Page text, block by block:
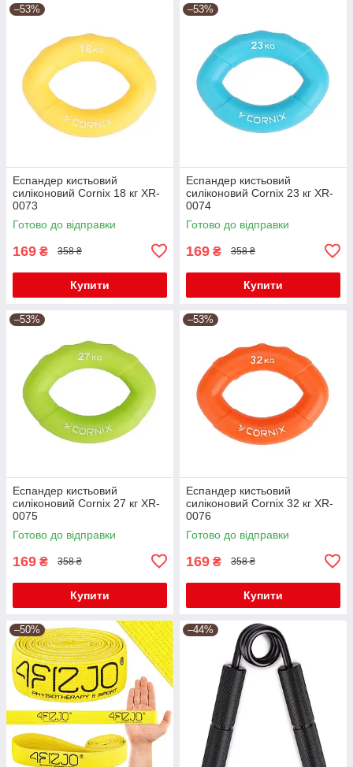
–53%
Еспандер кистьовий
силіконовий Cornix 18 кг XR-
0073
Готово до відправки
169 ₴ 358 ₴
Купити
–53%
Еспандер кистьовий
силіконовий Cornix 23 кг XR-
0074
Готово до відправки
169 ₴ 358 ₴
Купити
–53%
Еспандер кистьовий
силіконовий Cornix 27 кг XR-
0075
Готово до відправки
169 ₴ 358 ₴
Купити
–53%
Еспандер кистьовий
силіконовий Cornix 32 кг XR-
0076
Готово до відправки
169 ₴ 358 ₴
Купити
–50% –44%